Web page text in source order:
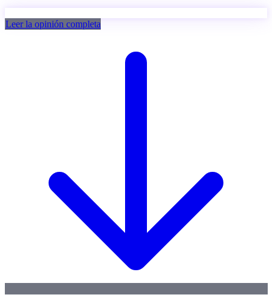
Leer la opinión completa